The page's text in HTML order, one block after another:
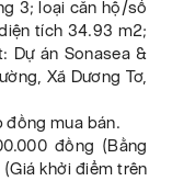
3; loại căn hộ/số
tích 34.93 m2;
Dự án Sonasea &
Xã Dương Tơ,
đồng mua bán.
đồng (Bằng
khởi điểm trên